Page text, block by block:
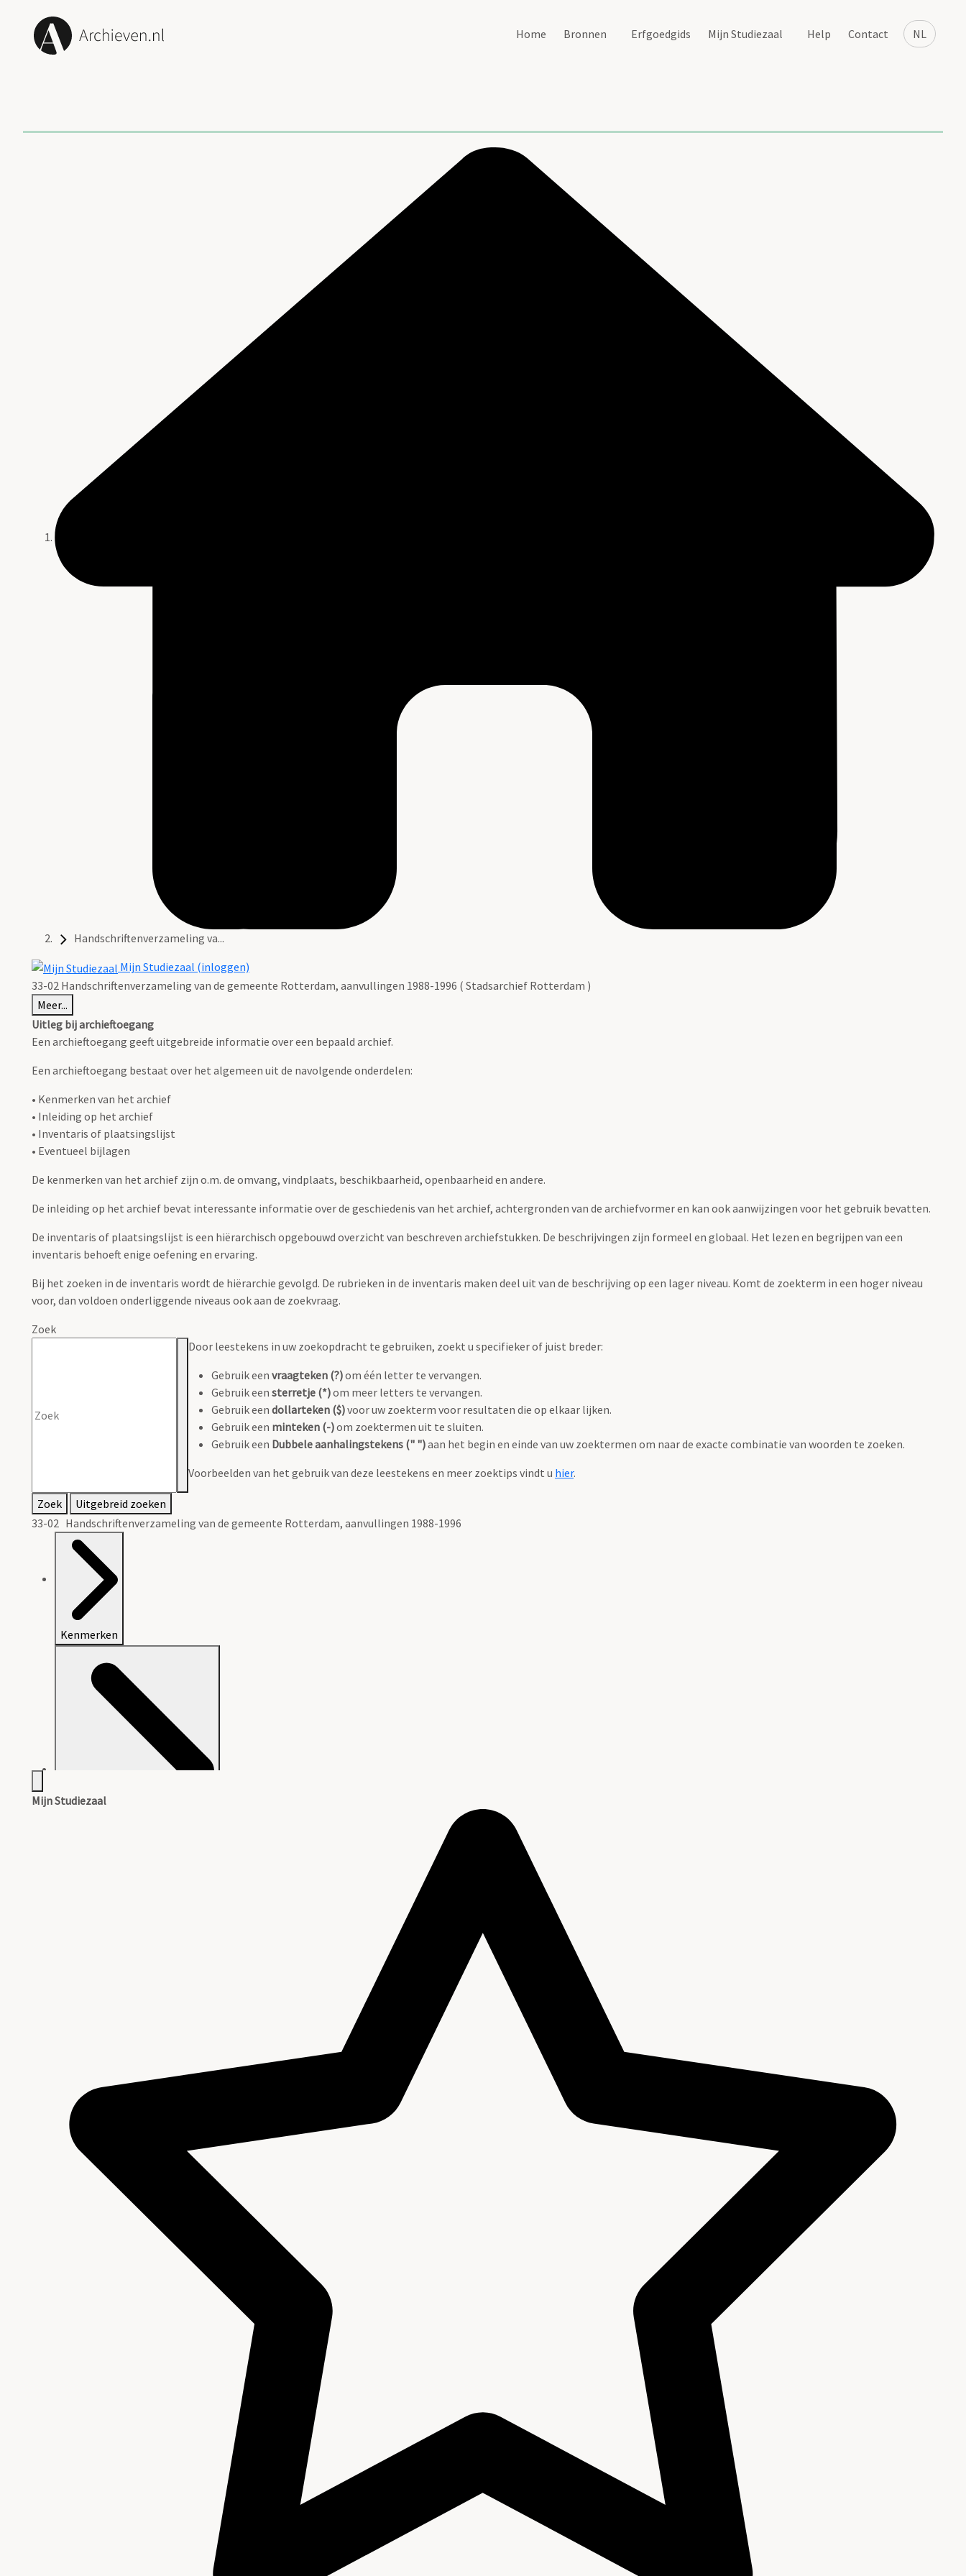
NL
Home Bronnen Erfgoedgids Mijn Studiezaal Help Contact
Handschriftenverzameling va...
Mijn Studiezaal (inloggen)
33-02 Handschriftenverzameling van de gemeente Rotterdam, aanvullingen 1988-1996 ( Stadsarchief Rotterdam )
Meer...
Uitleg bij archieftoegang
Een archieftoegang geeft uitgebreide informatie over een bepaald archief.
Een archieftoegang bestaat over het algemeen uit de navolgende onderdelen:
• Kenmerken van het archief
• Inleiding op het archief
• Inventaris of plaatsingslijst
• Eventueel bijlagen
De kenmerken van het archief zijn o.m. de omvang, vindplaats, beschikbaarheid, openbaarheid en andere.
De inleiding op het archief bevat interessante informatie over de geschiedenis van het archief, achtergronden van de archiefvormer en kan ook aanwijzingen voor het gebruik bevatten.
De inventaris of plaatsingslijst is een hiërarchisch opgebouwd overzicht van beschreven archiefstukken. De beschrijvingen zijn formeel en globaal. Het lezen en begrijpen van een
inventaris behoeft enige oefening en ervaring.
Bij het zoeken in de inventaris wordt de hiërarchie gevolgd. De rubrieken in de inventaris maken deel uit van de beschrijving op een lager niveau. Komt de zoekterm in een hoger niveau
voor, dan voldoen onderliggende niveaus ook aan de zoekvraag.
Zoek
Door leestekens in uw zoekopdracht te gebruiken, zoekt u specifieker of juist breder:
Gebruik een vraagteken (?)om één letter te vervangen.
Gebruik een sterretje (*)om meer letters te vervangen.
Gebruik een dollarteken ($)voor uw zoekterm voor resultaten die op elkaar lijken.
Gebruik een minteken (-)om zoektermen uit te sluiten.
Gebruik een Dubbele aanhalingstekens (" ")aan het begin en einde van uw zoektermen om naar de exacte combinatie van woorden te zoeken.
Voorbeelden van het gebruik van deze leestekens en meer zoektips vindt u hier.
Zoek
Uitgebreid zoeken
33-02 Handschriftenverzameling van de gemeente Rotterdam, aanvullingen 1988-1996
Kenmerken
Beschrijving van de series en archiefbestanddelen
Mijn Studiezaal